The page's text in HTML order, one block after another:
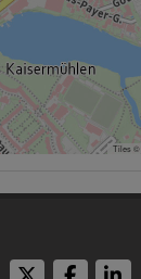
Tiles ©